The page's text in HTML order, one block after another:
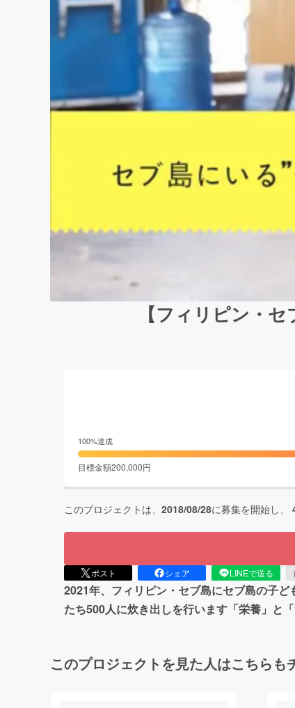
【フィリピン・
100%達成
目標金額200,000円
このプロジェクトは、 2018/08/28に募集を開始し、
ポスト シェア LINEで送る
2021年、フィリピン・セブ島にセブ島の子
たち500人に炊き出しを行います「栄養」と
このプロジェクトを見た人はこちらも